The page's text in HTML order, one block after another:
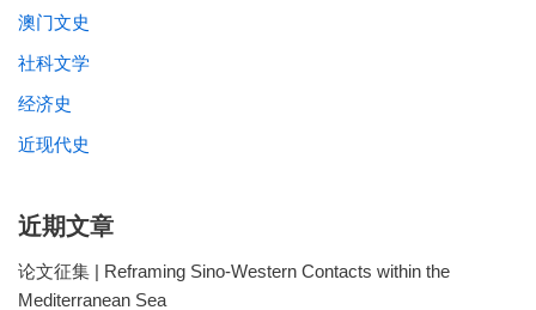
澳门文史
社科文学
经济史
近现代史
近期文章
论文征集 | Reframing Sino-Western Contacts within the
Mediterranean Sea